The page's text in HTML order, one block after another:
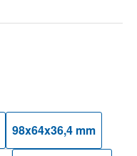
98x64x36,4 mm